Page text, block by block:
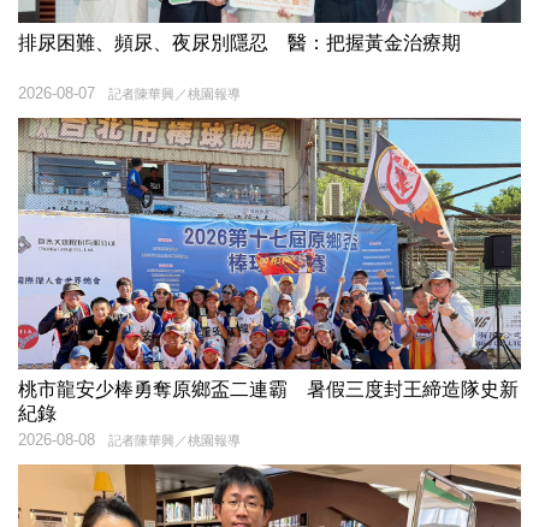
排尿困難、頻尿、夜尿別隱忍 醫：把握黃金治療期
記者陳華興／桃園報導
2026-08-07
桃市龍安少棒勇奪原鄉盃二連霸 暑假三度封王締造隊史新
紀錄
記者陳華興／桃園報導
2026-08-08